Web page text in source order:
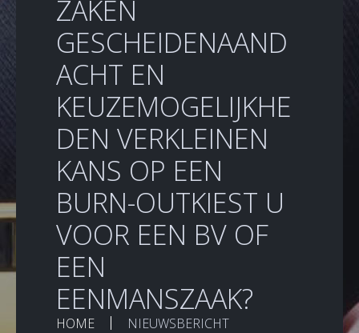
ZAKEN
GESCHEIDENAAND
ACHT EN
KEUZEMOGELIJKHE
DEN VERKLEINEN
KANS OP EEN
BURN-OUTKIEST U
VOOR EEN BV OF
EEN
EENMANSZAAK?
HOME NIEUWSBERICHT